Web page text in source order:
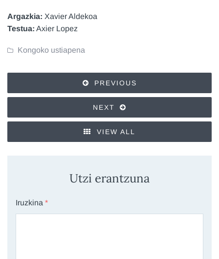
Argazkia: Xavier Aldekoa
Testua: Axier Lopez
Kongoko ustiapena
PREVIOUS
NEXT
VIEW ALL
Utzi erantzuna
Iruzkina *